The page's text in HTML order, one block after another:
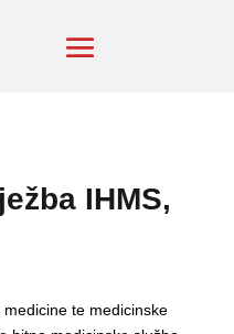
IHMS,
te medicinske